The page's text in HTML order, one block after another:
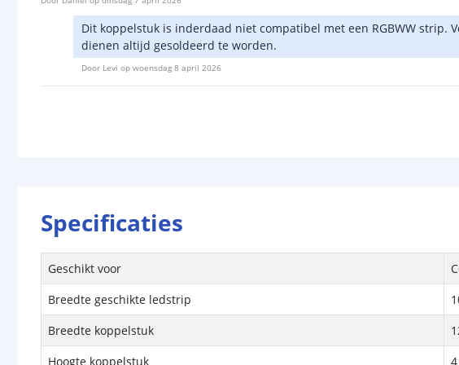
Dit koppelstuk is inderdaad niet compatibel met een RGBWW strip.
dienen altijd gesoldeerd te worden.
Door Levi op woensdag 8 april 2026
Specificaties
Geschikt voor
Breedte geschikte ledstrip
Breedte koppelstuk
Hoogte koppelstuk